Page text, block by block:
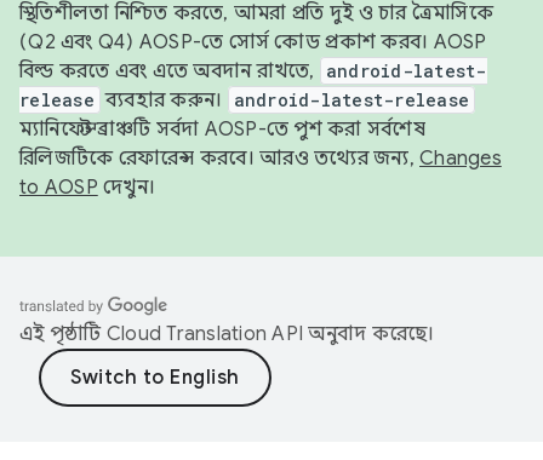
স্থিতিশীলতা নিশ্চিত করতে, আমরা প্রতি দুই ও চার ত্রৈমাসিকে
(Q2 এবং Q4) AOSP-তে সোর্স কোড প্রকাশ করব। AOSP
বিল্ড করতে এবং এতে অবদান রাখতে,
android-latest-
release ব্যবহার করুন। android-latest-release
ম্যানিফেস্ট ব্রাঞ্চটি সর্বদা AOSP-তে পুশ করা সর্বশেষ
রিলিজটিকে রেফারেন্স করবে। আরও তথ্যের জন্য, Changes
to AOSP দেখুন।
এই পৃষ্ঠাটি Cloud Translation API অনুবাদ করেছে।